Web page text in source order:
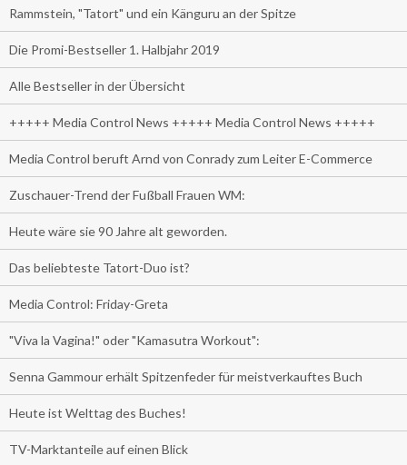
Rammstein, "Tatort" und ein Känguru an der Spitze
Die Promi-Bestseller 1. Halbjahr 2019
Alle Bestseller in der Übersicht
+++++ Media Control News +++++ Media Control News +++++
Media Control beruft Arnd von Conrady zum Leiter E-Commerce
Zuschauer-Trend der Fußball Frauen WM:
Heute wäre sie 90 Jahre alt geworden.
Das beliebteste Tatort-Duo ist?
Media Control: Friday-Greta
"Viva la Vagina!" oder "Kamasutra Workout":
Senna Gammour erhält Spitzenfeder für meistverkauftes Buch
Heute ist Welttag des Buches!
TV-Marktanteile auf einen Blick